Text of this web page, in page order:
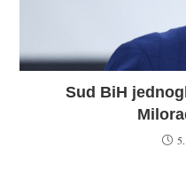
Sud BiH